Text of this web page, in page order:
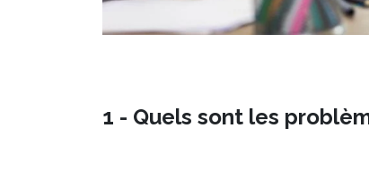
1 - Quels sont les